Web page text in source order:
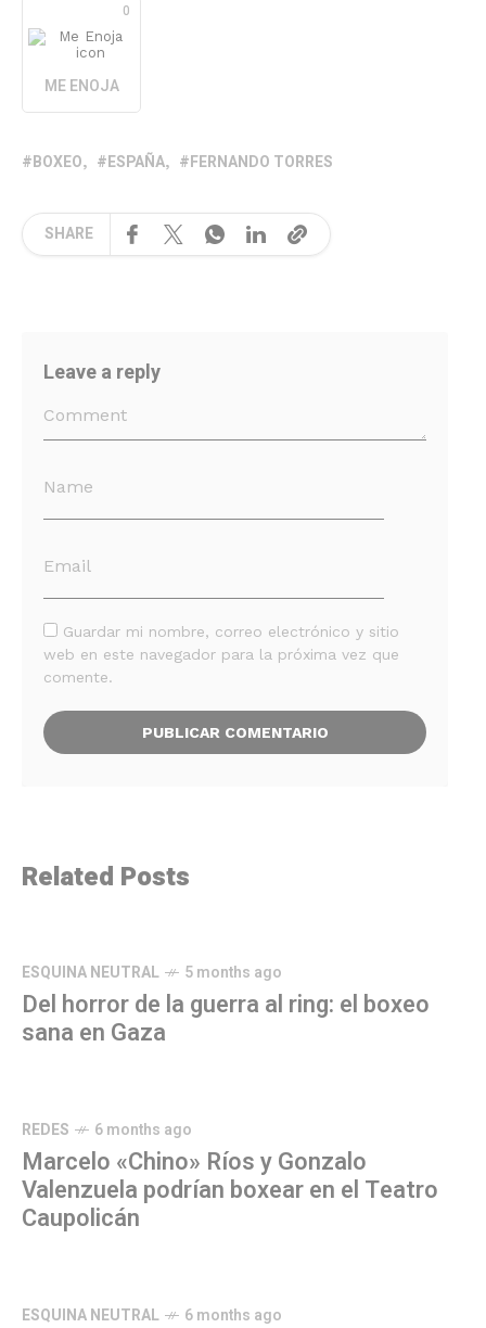
0
ME ENOJA
BOXEO ESPAÑA FERNANDO TORRES
SHARE
Leave a reply
Guardar mi nombre, correo electrónico y sitio
web en este navegador para la próxima vez que
comente.
Related Posts
ESQUINA NEUTRAL 5 months ago
Del horror de la guerra al ring: el boxeo
sana en Gaza
REDES 6 months ago
Marcelo «Chino» Ríos y Gonzalo
Valenzuela podrían boxear en el Teatro
Caupolicán
ESQUINA NEUTRAL 6 months ago